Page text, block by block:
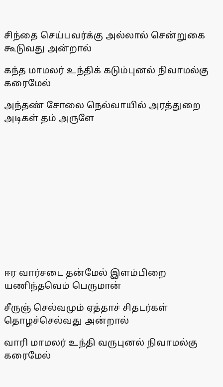
சிந்தை செய்பவர்க்கு அல்லால் சென்றுகை
கூடுவது அன்றால்
கந்த மாமலர் உந்திக் கடும்புனல் நிவாமல்கு
கரைமேல்
அந்தண் சோலை நெல்வாயில் அரத்துறை
அடிகள் தம் அருளே
ஈர வார்சடை தன்மேல் இளம்பிறை
யணிந்தவெம் பெருமான்
சீருஞ் செல்வமும் ஏத்தாச் சிதடர்கள்
தொழச்செல்வது அன்றால்
வாரி மாமலர் உந்தி வருபுனல் நிவாமல்கு
கரைமேல்